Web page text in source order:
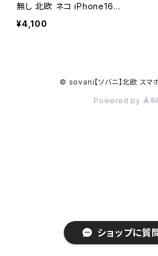
無し 北欧 ネコ iPhone16/1
5/17/SE3 帯なし 大人可愛
い 【だらけた猫】nobelt ca
¥4,100
© sovani【ソバニ】北欧 スマ
Powered by
ショップに質